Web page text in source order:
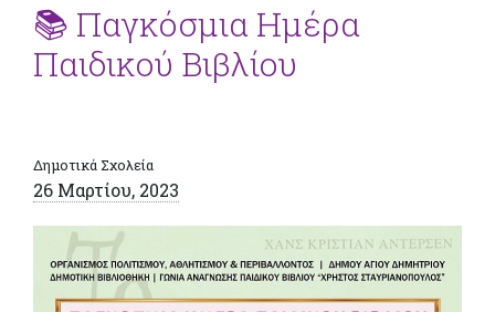
📚 Παγκόσμια Ημέρα
Παιδικού Βιβλίου
Δημοτικά Σχολεία
26 Μαρτίου, 2023